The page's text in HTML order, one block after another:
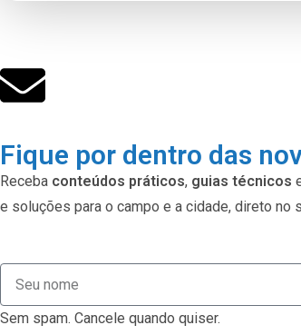
Fique por dentro das
Receba conteúdos práticos, guias técnicos
e soluções para o campo e a cidade, direto no
Sem spam. Cancele quando quiser.